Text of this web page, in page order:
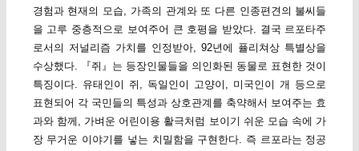
경험과 현재의 모습, 가족의 관계와 또 다른 인종편견의 불씨들
을 고루 중층적으로 보여주어 큰 호평을 받았다. 결국 르포타주
로서의 저널리즘 가치를 인정받아, 92년에 퓰리쳐상 특별상을
수상했다. 『쥐』는 등장인물들을 의인화된 동물로 표현한 것이
특징이다. 유태인이 쥐, 독일인이 고양이, 미국인이 개 등으로
표현되어 각 국민들의 특성과 상호관계를 축약해서 보여주는 효
과와 함께, 가벼운 어린이용 활극처럼 보이기 쉬운 모습 속에 가
장 무거운 이야기를 넣는 치밀함을 구현한다. 즉 르포라는 정공